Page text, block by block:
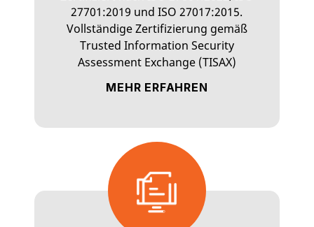
MEHR ERFAHREN
27701:2019 und ISO 27017:2015.
Vollständige Zertifizierung gemäß
Trusted Information Security
Assessment Exchange (TISAX)